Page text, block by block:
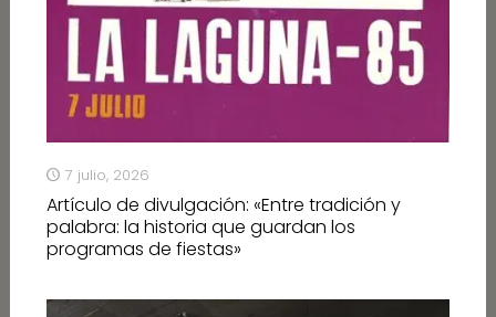
7 julio, 2026
Artículo de divulgación: «Entre tradición y
palabra: la historia que guardan los
programas de fiestas»